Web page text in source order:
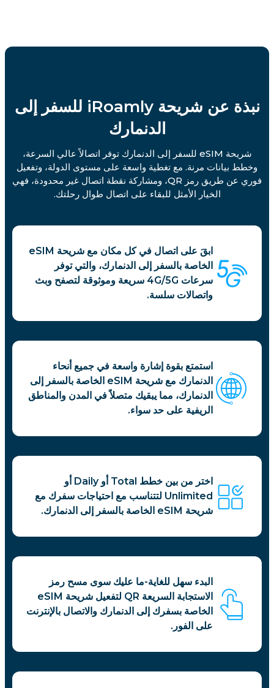
نبذة عن شريحة iRoamly للسفر إلى
الدنمارك
شريحة eSIM للسفر إلى الدنمارك توفر اتصالاً عالي السرعة،
وخطط بيانات مرنة. مع تغطية واسعة على مستوى الدولة، وتفعيل
فوري عن طريق رمز QR، ومشاركة نقطة اتصال غير محدودة، فهي
الخيار الأمثل للبقاء على اتصال طوال رحلتك.
ابقَ على اتصال في كل مكان مع شريحة eSIM
الخاصة بالسفر إلى الدنمارك، والتي توفر
سرعات 4G/5G سريعة وموثوقة لتصفح وبث
واتصالات سلسة.
استمتع بقوة إشارة واسعة في جميع أنحاء
الدنمارك مع شريحة eSIM الخاصة بالسفر إلى
الدنمارك، مما يبقيك متصلاً في المدن والمناطق
الريفية على حد سواء.
اختر من بين خطط Total أو Daily أو
Unlimited لتتناسب مع احتياجات سفرك مع
شريحة eSIM الخاصة بالسفر إلى الدنمارك.
البدء سهل للغاية-ما عليك سوى مسح رمز
الاستجابة السريعة QR لتفعيل شريحة eSIM
الخاصة بسفرك إلى الدنمارك والاتصال بالإنترنت
على الفور.